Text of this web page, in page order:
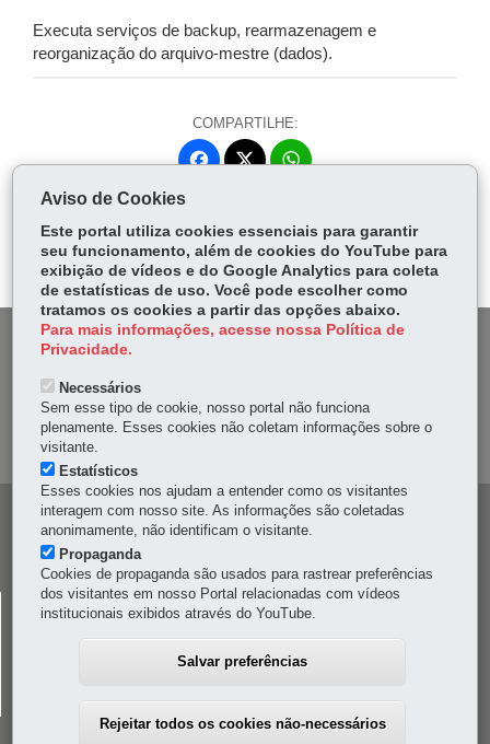
Executa serviços de backup, rearmazenagem e
reorganização do arquivo-mestre (dados).
COMPARTILHE:
Fa
ok
itt
er
W
Ap
p
DENUNCIE CORRUPÇÃO
OUVIDORIA
Navegação
principal
CELEPAR
Rua Mateus Leme, 1561 - Bom Retiro-80520-174-Curitiba
MAPA
41 3200-5000
Aviso de Cookies
Este portal utiliza cookies essenciais para garantir
seu funcionamento, além de cookies do YouTube para
exibição de vídeos e do Google Analytics para coleta
de estatísticas de uso. Você pode escolher como
tratamos os cookies a partir das opções abaixo.
Para mais informações, acesse nossa Política de
Privacidade.
Necessários
Sem esse tipo de cookie, nosso portal não funciona
plenamente. Esses cookies não coletam informações sobre o
visitante.
Estatísticos
Esses cookies nos ajudam a entender como os visitantes
interagem com nosso site. As informações são coletadas
anonimamente, não identificam o visitante.
Propaganda
Cookies de propaganda são usados para rastrear preferências
dos visitantes em nosso Portal relacionadas com vídeos
institucionais exibidos através do YouTube.
Salvar preferências
Rejeitar todos os cookies não-necessários